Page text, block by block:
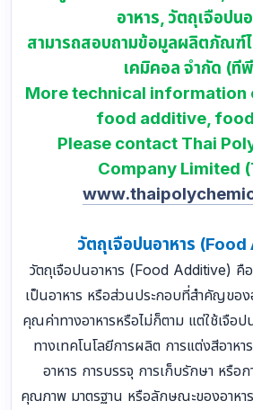
อาหาร, วัตถุเจือปน
สามารถสอบถามข้อมูลผลิตภัณฑ์
เคมิคอล จำกัด (ที
More technical
food additive,
Please contact Thai
Company Limited
วัตถุเจือปนอาหาร
วัตถุเจือปนอาหาร (Food Additive) คื
เป็นอาหาร หรือส่วนประกอบที่สำคัญของ
คุณค่าทางอาหารหรือไม่ก็ตาม แต่ใช้เจือป
ทางเทคโนโลยีการผลิต การแต่งสีอาห
อาหาร การบรรจุ การเก็บรักษา หรือ
คุณภาพ มาตรฐาน หรือลักษณะของอาหา